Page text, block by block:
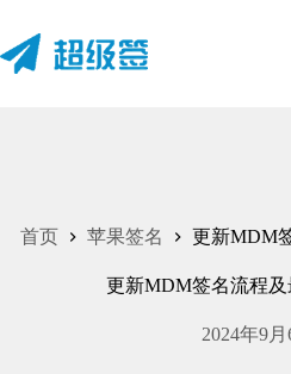
内
首页 苹果签名 更新MDM
更新MDM签名流程及
2024年9月